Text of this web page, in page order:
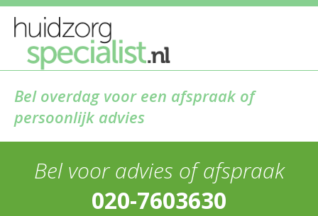
Bel overdag voor een afspraak of
persoonlijk advies
Bel voor advies of afspraak
020-7603630